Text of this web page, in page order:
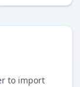
to import